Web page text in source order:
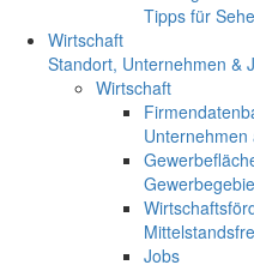
Tipps für
Wirtschaft
Standort, Unternehmen &
Wirtschaft
Jobs